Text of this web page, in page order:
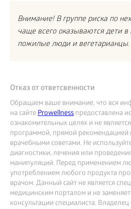
Внимание! В группе риска по
чаще всего оказываются дети в
пожилые люди и вегетарианцы.
Отказ от ответсвенности
Обращаем ваше внимание, что вся
на сайтеProwellness предоставлена
ознакомительных целях и не
программой, прямой рекомендацией
врачебными советами. Не
диагностики, лечения или
манипуляций. Перед применением
употреблением любого продукта
врачом. Данный сайт не является
медицинским порталом и не
консультации специалиста.